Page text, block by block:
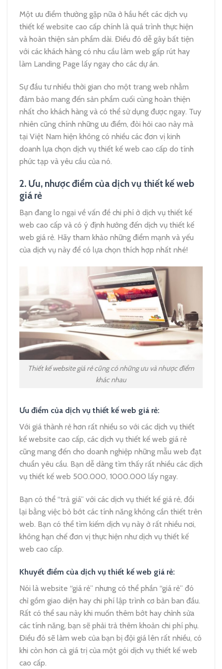
Một ưu điểm thường gặp nữa ở hầu hết các dịch vụ
thiết kế website cao cấp chính là quá trình thực hiện
và hoàn thiện sản phẩm dài. Điều đó dễ gây bất tiện
với các khách hàng có nhu cầu làm web gấp rút hay
làm Landing Page lấy ngay cho các dự án.
Sự đầu tư nhiều thời gian cho một trang web nhằm
đảm bảo mang đến sản phẩm cuối cùng hoàn thiện
nhất cho khách hàng và có thể sử dụng được ngay. Tuy
nhiên cũng chính những ưu điểm, đòi hỏi cao này mà
tại Việt Nam hiện không có nhiều các đơn vị kinh
doanh lựa chọn dịch vụ thiết kế web cao cấp do tính
phức tạp và yêu cầu của nó.
2. Ưu, nhược điểm của dịch vụ thiết kế web
giá rẻ
Bạn đang lo ngại về vấn đề chi phí ở dịch vụ thiết kế
web cao cấp và có ý định hướng đến dịch vụ thiết kế
web giá rẻ. Hãy tham khảo những điểm mạnh và yếu
của dịch vụ này để có lựa chọn thích hợp nhất nhé!
Thiết kế website giá rẻ cũng có những ưu và nhược điểm
khác nhau
Ưu điểm của dịch vụ thiết kế web giá rẻ:
Với giá thành rẻ hơn rất nhiều so với các dịch vụ thiết
kế website cao cấp, các dịch vụ thiết kế web giá rẻ
cũng mang đến cho doanh nghiệp những mẫu web đạt
chuẩn yêu cầu. Bạn dễ dàng tìm thấy rất nhiều các dịch
vụ thiết kế web 500.000, 1000.000 lấy ngay.
Bạn có thể “trả giá” với các dịch vụ thiết kế giá rẻ, đổi
lại bằng việc bỏ bớt các tính năng không cần thiết trên
web. Bạn có thể tìm kiếm dịch vụ này ở rất nhiều nơi,
không hạn chế đơn vị thực hiện như dịch vụ thiết kế
web cao cấp.
Khuyết điểm của dịch vụ thiết kế web giá rẻ:
Nói là website “giá rẻ” nhưng có thể phần “giá rẻ” đó
chỉ gồm giao diện hay chi phí lập trình cơ bản ban đầu.
Rất có thể sau này khi muốn thêm bớt hay chỉnh sửa
các tính năng, bạn sẽ phải trả thêm khoản chi phí phụ.
Điều đó sẽ làm web của bạn bị đội giá lên rất nhiều, có
khi còn hơn cả giá trị của một gói dịch vụ thiết kế web
cao cấp.